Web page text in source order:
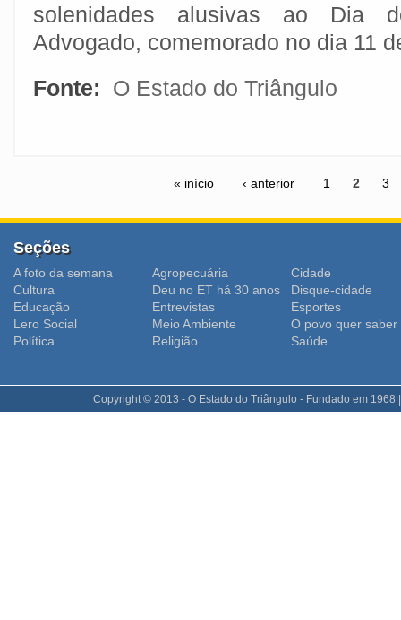
solenidades alusivas ao Dia
Advogado, comemorado no dia 11
Fonte:
O Estado do Triângulo
« início ‹ anterior 1 2 3
Seções
A foto da semana Agropecuária
Cidade
Cultura
Deu no ET há 30 anos
Disque-cidade
Educação
Entrevistas
Esportes
Lero Social
Meio Ambiente
O povo quer saber
Polí­tica
Religião Saúde
Copyright © 2013 - O Estado do Triângulo - Fundado em